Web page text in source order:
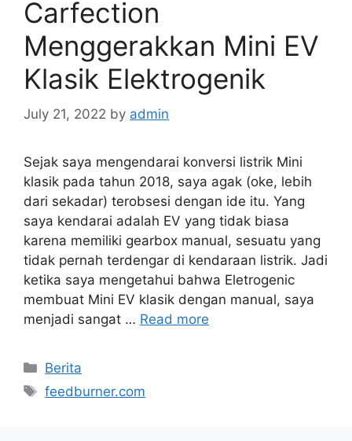
Carfection
Menggerakkan Mini EV
Klasik Elektrogenik
July 21, 2022 by admin
Sejak saya mengendarai konversi listrik Mini
klasik pada tahun 2018, saya agak (oke, lebih
dari sekadar) terobsesi dengan ide itu. Yang
saya kendarai adalah EV yang tidak biasa
karena memiliki gearbox manual, sesuatu yang
tidak pernah terdengar di kendaraan listrik. Jadi
ketika saya mengetahui bahwa Eletrogenic
membuat Mini EV klasik dengan manual, saya
menjadi sangat … Read more
Categories
Berita
Tags
feedburner.com